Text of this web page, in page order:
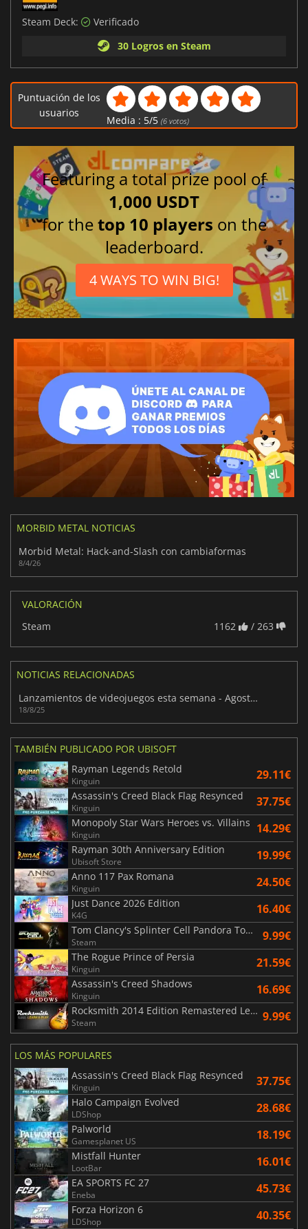
Steam Deck:
Verificado
30 Logros en Steam
Puntuación de los
usuarios
Media : 5/5 (6votos)
Featuring a total prize pool of
1,000 USDT
for thetop 10 players on the
leaderboard.
4 WAYS TO WIN BIG!
MORBID METAL NOTICIAS
Morbid Metal: Hack-and-Slash con cambiaformas
8/4/26
VALORACIÓN
Steam
1162 / 263
NOTICIAS RELACIONADAS
Lanzamientos de videojuegos esta semana - Agosto 2025 (Semana 34)
18/8/25
TAMBIÉN PUBLICADO POR UBISOFT
Rayman Legends Retold
Kinguin 29.11€
Assassin's Creed Black Flag Resynced
Kinguin 37.75€
Monopoly Star Wars Heroes vs. Villains
Kinguin 14.29€
Rayman 30th Anniversary Edition
Ubisoft Store 19.99€
Anno 117 Pax Romana
Kinguin 24.50€
Just Dance 2026 Edition
K4G 16.40€
Tom Clancy's Splinter Cell Pandora Tomorrow
Steam 9.99€
The Rogue Prince of Persia
Kinguin 21.59€
Assassin's Creed Shadows
Kinguin 16.69€
Rocksmith 2014 Edition Remastered Learn & Play
Steam 9.99€
LOS MÁS POPULARES
Assassin's Creed Black Flag Resynced
Kinguin 37.75€
Halo Campaign Evolved
LDShop 28.68€
Palworld
Gamesplanet US 18.19€
Mistfall Hunter
LootBar 16.01€
EA SPORTS FC 27
Eneba 45.73€
Forza Horizon 6
LDShop 40.35€